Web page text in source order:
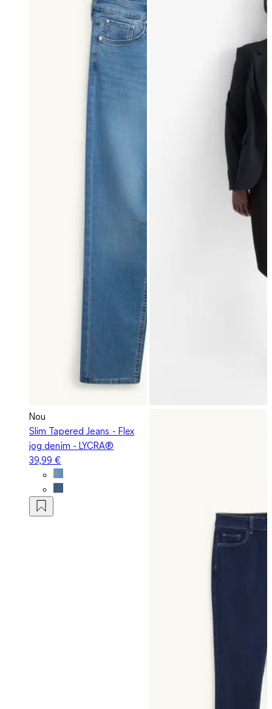
Nou
Slim Tapered Jeans - Flex
jog denim - LYCRA®
39,99 €